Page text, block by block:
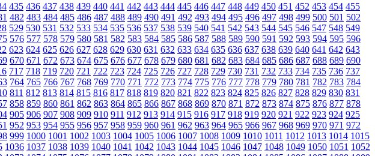
435 436 437 438 439 440 441 442 443 444 445 446 447 448 449 450 451 452 453 454 455
482 483 484 485 486 487 488 489 490 491 492 493 494 495 496 497 498 499 500 501 502
529 530 531 532 533 534 535 536 537 538 539 540 541 542 543 544 545 546 547 548 549
576 577 578 579 580 581 582 583 584 585 586 587 588 589 590 591 592 593 594 595 596
623 624 625 626 627 628 629 630 631 632 633 634 635 636 637 638 639 640 641 642 643
670 671 672 673 674 675 676 677 678 679 680 681 682 683 684 685 686 687 688 689 690
717 718 719 720 721 722 723 724 725 726 727 728 729 730 731 732 733 734 735 736 737
764 765 766 767 768 769 770 771 772 773 774 775 776 777 778 779 780 781 782 783 784
811 812 813 814 815 816 817 818 819 820 821 822 823 824 825 826 827 828 829 830 831
858 859 860 861 862 863 864 865 866 867 868 869 870 871 872 873 874 875 876 877 878
905 906 907 908 909 910 911 912 913 914 915 916 917 918 919 920 921 922 923 924 925
952 953 954 955 956 957 958 959 960 961 962 963 964 965 966 967 968 969 970 971 972
999 1000 1001 1002 1003 1004 1005 1006 1007 1008 1009 1010 1011 1012 1013 1014 1015
1036 1037 1038 1039 1040 1041 1042 1043 1044 1045 1046 1047 1048 1049 1050 1051 1052